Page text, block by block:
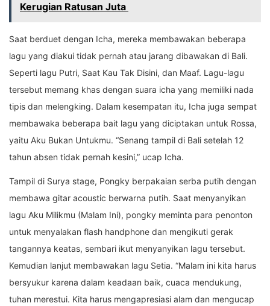
Kerugian Ratusan Juta
Saat berduet dengan Icha, mereka membawakan beberapa
lagu yang diakui tidak pernah atau jarang dibawakan di Bali.
Seperti lagu Putri, Saat Kau Tak Disini, dan Maaf. Lagu-lagu
tersebut memang khas dengan suara icha yang memiliki nada
tipis dan melengking. Dalam kesempatan itu, Icha juga sempat
membawaka beberapa bait lagu yang diciptakan untuk Rossa,
yaitu Aku Bukan Untukmu. “Senang tampil di Bali setelah 12
tahun absen tidak pernah kesini,” ucap Icha.
Tampil di Surya stage, Pongky berpakaian serba putih dengan
membawa gitar acoustic berwarna putih. Saat menyanyikan
lagu Aku Milikmu (Malam Ini), pongky meminta para penonton
untuk menyalakan flash handphone dan mengikuti gerak
tangannya keatas, sembari ikut menyanyikan lagu tersebut.
Kemudian lanjut membawakan lagu Setia. “Malam ini kita harus
bersyukur karena dalam keadaan baik, cuaca mendukung,
tuhan merestui. Kita harus mengapresiasi alam dan mengucap